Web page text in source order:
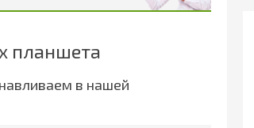
планшета
в нашей